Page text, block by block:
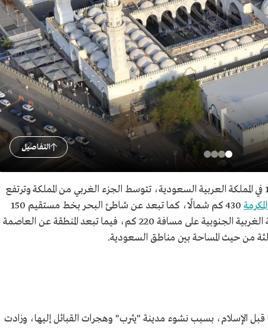
التفاصيل
إحدى المناطق الإدارية الـ13 في المملكة العربية السعودية، تتوسط الجزء الغربي من المملكة وترتفع
430 كم شمالًا، كما تبعد عن شاطئ البحر بخط مستقيم 150
220 كم، فيما تبعد المنطقة عن العاصمة
قبل الإسلام، بسبب نشوء مدينة "يثرب" وهجرات القبائل إليها، وزادت